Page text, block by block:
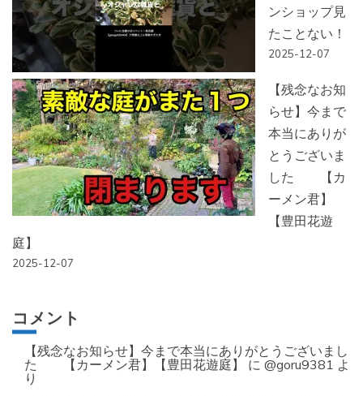
ンショップ見
たことない！
2025-12-07
【残念なお知
らせ】今まで
本当にありが
とうございま
した 【カ
ーメン君】
【豊田花遊
庭】
2025-12-07
コメント
【残念なお知らせ】今まで本当にありがとうございまし
た 【カーメン君】【豊田花遊庭】
に @goru9381 よ
り